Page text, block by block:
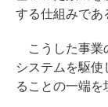
する仕組みであ
こうした事業
システムを駆
ることの一端を